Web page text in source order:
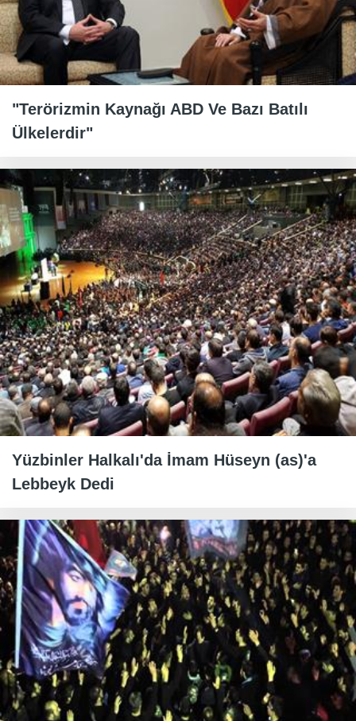
"Terörizmin Kaynağı ABD Ve Bazı Batılı
Ülkelerdir"
Yüzbinler Halkalı'da İmam Hüseyn (as)'a
Lebbeyk Dedi